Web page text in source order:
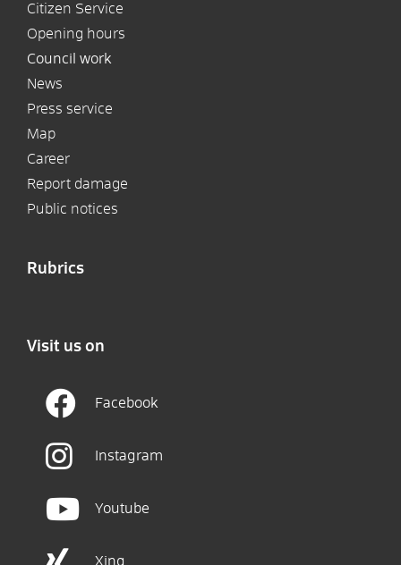
Citizen Service
Opening hours
Council work
News
Press service
Map
Career
Report damage
Public notices
Rubrics
Visit us on
Facebook
Instagram
Youtube
Xing